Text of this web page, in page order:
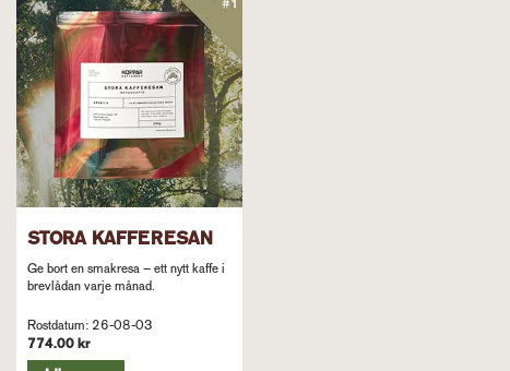
STORA KAFFERESAN
Ge bort en smakresa – ett nytt kaffe i
brevlådan varje månad.
Rostdatum: 26-08-03
774.00 kr